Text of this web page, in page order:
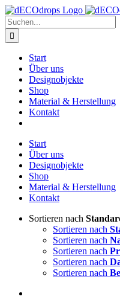
Zum
Inhalt
springen
Suche
nach:
Start
Über uns
Designobjekte
Shop
Material & Herstellung
Kontakt
Start
Über uns
Designobjekte
Shop
Material & Herstellung
Kontakt
Sortieren nach
Sortieren nach
Sortieren nach
Sortieren nach
Sortieren nach
Sortieren nach